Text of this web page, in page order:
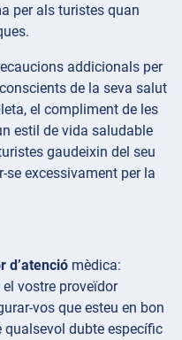
per als turistes quan
addicionals per
de la seva salut
el compliment de les
estil de vida saludable
gaudeixin del seu
se excessivament per la
d’atenció mèdica:
vostre proveïdor
vos que esteu en bon
qualsevol dubte específic